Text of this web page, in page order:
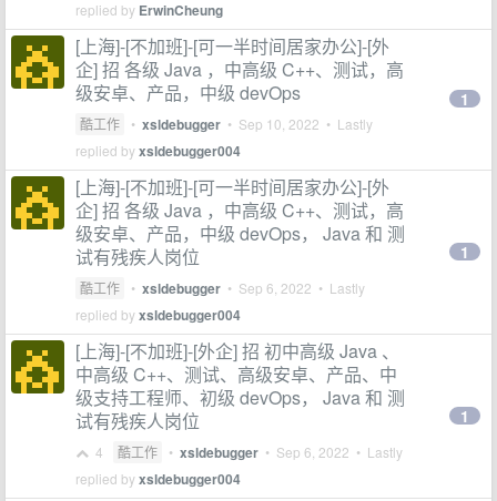
replied by ErwinCheung
[上海]-[不加班]-[可一半时间居家办公]-[外
企] 招 各级 Java ，中高级 C++、测试，高
级安卓、产品，中级 devOps
酷工作 • xsldebugger • Sep 10, 2022 • Lastly
replied byxsldebugger004
1
[上海]-[不加班]-[可一半时间居家办公]-[外
企] 招 各级 Java ，中高级 C++、测试，高
级安卓、产品，中级 devOps， Java 和 测
试有残疾人岗位
酷工作 • xsldebugger • Sep 6, 2022 • Lastly
replied byxsldebugger004
1
[上海]-[不加班]-[外企] 招 初中高级 Java 、
中高级 C++、测试、高级安卓、产品、中
级支持工程师、初级 devOps， Java 和 测
试有残疾人岗位
4 酷工作 • xsldebugger • Sep 6, 2022 • Lastly
replied byxsldebugger004
1